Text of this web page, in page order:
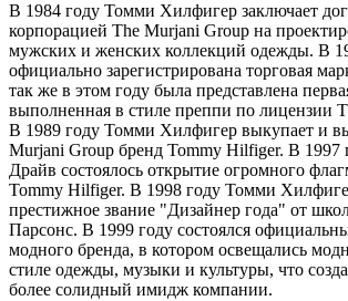
В 1984 году Томми Хилфигер заключает
корпорацией The Murjani Group на
мужских и женских коллекций одежды. В
официально зарегистрирована торговая
так же в этом году была представлена
выполненная в стиле преппи по лицензии
В 1989 году Томми Хилфигер выкупает и
Murjani Group бренд Tommy Hilfiger. В 1997
Драйв состоялось открытие огромного
Tommy Hilfiger. В 1998 году Томми
престижное звание "Дизайнер года" от
Парсонс. В 1999 году состоялся
модного бренда, в котором освещались
стиле одежды, музыки и культуры, что
более солидный имидж компании.